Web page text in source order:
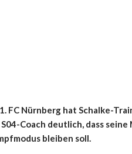
FC Nürnberg hat Schalke-
Coach deutlich, dass
bleiben soll.